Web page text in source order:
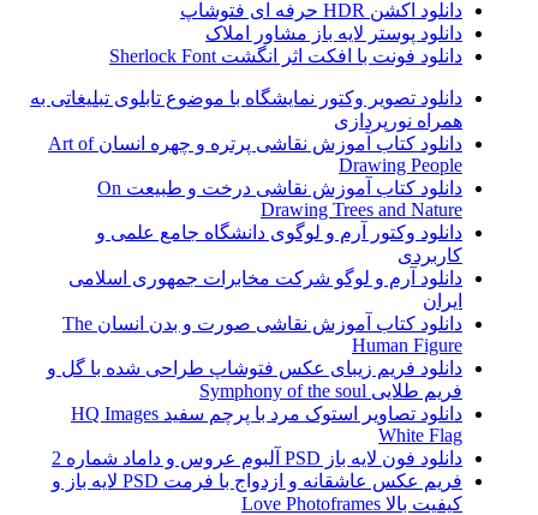
دانلود اکشن HDR حرفه ای فتوشاپ
دانلود پوستر لایه باز مشاور املاک
دانلود فونت با افکت اثر انگشت Sherlock Font
دانلود تصویر وکتور نمایشگاه با موضوع تابلوی تبلیغاتی به
همراه نورپردازی
دانلود کتاب آموزش نقاشی پرتره و چهره انسان Art of
Drawing People
دانلود کتاب آموزش نقاشی درخت و طبیعت On
Drawing Trees and Nature
دانلود وکتور آرم و لوگوی دانشگاه جامع علمی و
کاربردی
دانلود آرم و لوگو شرکت مخابرات جمهوری اسلامی
ایران
دانلود کتاب آموزش نقاشی صورت و بدن انسان The
Human Figure
دانلود فریم زیبای عکس فتوشاپ طراحی شده با گل و
فریم طلایی Symphony of the soul
دانلود تصاویر استوک مرد با پرچم سفید HQ Images
White Flag
دانلود فون لایه باز PSD آلبوم عروس و داماد شماره 2
فریم عکس عاشقانه و ازدواج با فرمت PSD لایه باز و
کیفیت بالا Love Photoframes